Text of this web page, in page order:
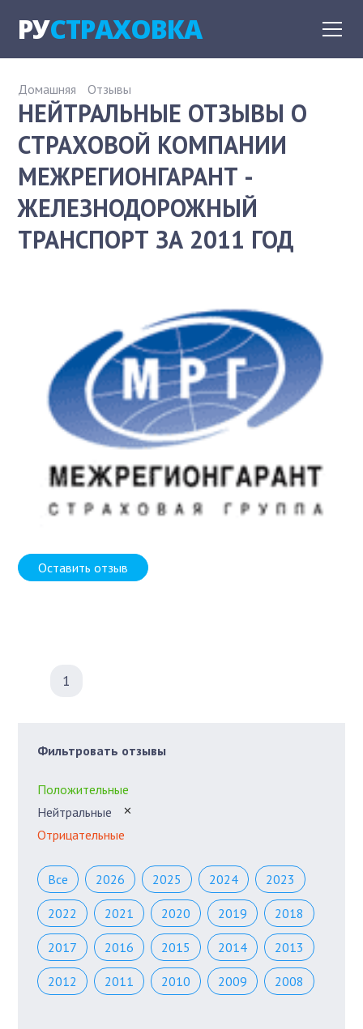
РУСТРАХОВКА
Домашняя Отзывы
НЕЙТРАЛЬНЫЕ ОТЗЫВЫ О
СТРАХОВОЙ КОМПАНИИ
МЕЖРЕГИОНГАРАНТ -
ЖЕЛЕЗНОДОРОЖНЫЙ
ТРАНСПОРТ ЗА 2011 ГОД
Оставить отзыв
1
Фильтровать отзывы
Положительные
Нейтральные
✕
Отрицательные
Все 2026 2025 2024 2023
2022 2021 2020 2019 2018
2017 2016 2015 2014 2013
2012 2011 2010 2009 2008